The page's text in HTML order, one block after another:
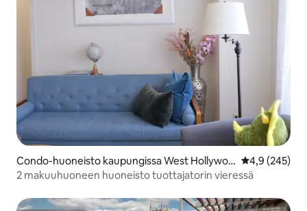
Condo-huoneisto kaupungissa West Hollywoo
d
4,9 (245)
2 makuuhuoneen huoneisto tuottajatorin vieressä